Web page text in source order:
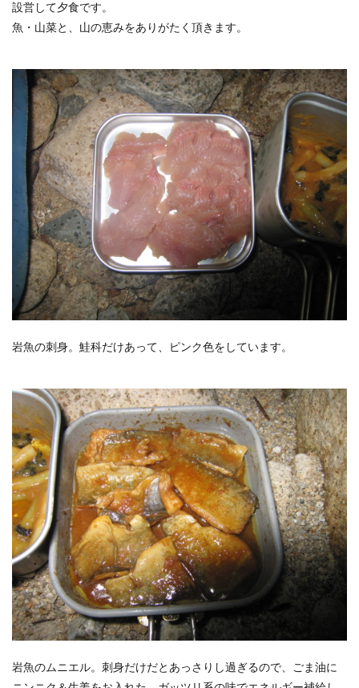
設営して夕食です。
魚・山菜と、山の恵みをありがたく頂きます。
岩魚の刺身。鮭科だけあって、ピンク色をしています。
岩魚のムニエル。刺身だけだとあっさりし過ぎるので、ごま油に